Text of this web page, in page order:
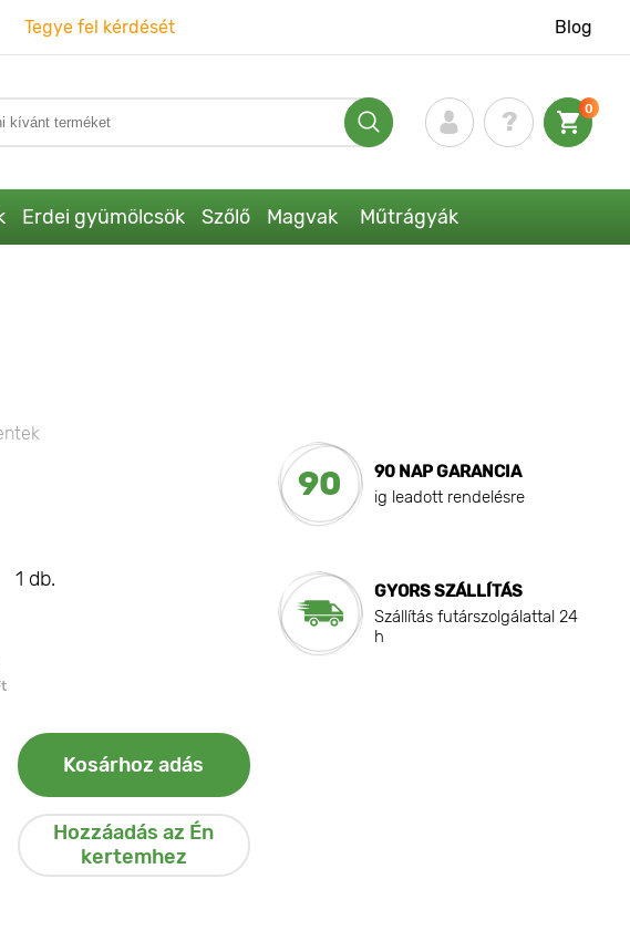
Tegye fel kérdését Blog
0
Erdei gyümölcsök Szőlő Magvak Műtrágyák
1 db.
Kosárhoz adás
Hozzáadás az Én
kertemhez
90
90 NAP GARANCIA
ig leadott rendelésre
GYORS SZÁLLÍTÁS
Szállítás futárszolgálattal 24
h